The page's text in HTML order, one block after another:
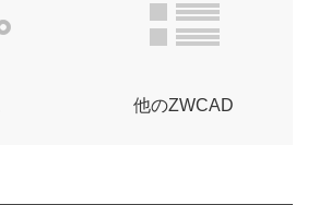
他のZWCAD